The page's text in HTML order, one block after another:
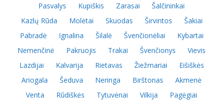
Pasvalys
Kupiškis Zarasai
Šalčininkai
Kazlų Rūda
Molėtai Skuodas Širvintos
Šakiai
Pabradė
Ignalina Šilalė Švenčionėliai
Kybartai
Nemenčinė
Pakruojis Trakai Švenčionys
Vievis
Lazdijai
Kalvarija Rietavas Žiežmariai
Eišiškės
Ariogala
Šeduva Neringa Birštonas
Akmenė
Venta
Rūdiškės Tytuvėnai Vilkija
Pagėgiai